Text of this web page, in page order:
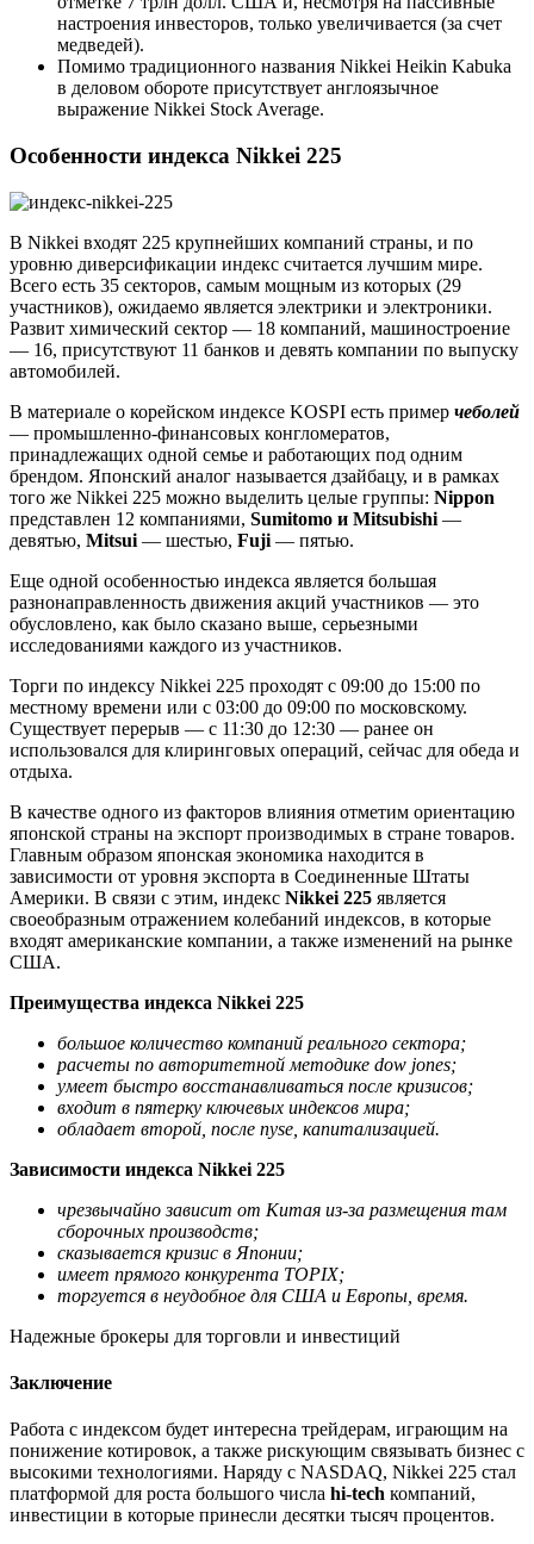
настроения инвесторов, только увеличивается (за счет
медведей).
Помимо традиционного названия Nikkei Heikin Kabuka
в деловом обороте присутствует англоязычное
выражение Nikkei Stock Average.
Особенности индекса Nikkei 225
В Nikkei входят 225 крупнейших компаний страны, и по
уровню диверсификации индекс считается лучшим мире.
Всего есть 35 секторов, самым мощным из которых (29
участников), ожидаемо является электрики и электроники.
Развит химический сектор — 18 компаний, машиностроение
— 16, присутствуют 11 банков и девять компании по выпуску
автомобилей.
В материале о корейском индексе KOSPI есть пример чеболей
— промышленно-финансовых конгломератов,
принадлежащих одной семье и работающих под одним
брендом. Японский аналог называется дзайбацу, и в рамках
того же Nikkei 225 можно выделить целые группы: Nippon
представлен 12 компаниями, Sumitomo и Mitsubishi —
девятью, Mitsui — шестью, Fuji — пятью.
Еще одной особенностью индекса является большая
разнонаправленность движения акций участников — это
обусловлено, как было сказано выше, серьезными
исследованиями каждого из участников.
Торги по индексу Nikkei 225 проходят с 09:00 до 15:00 по
местному времени или с 03:00 до 09:00 по московскому.
Существует перерыв — с 11:30 до 12:30 — ранее он
использовался для клиринговых операций, сейчас для обеда и
отдыха.
В качестве одного из факторов влияния отметим ориентацию
японской страны на экспорт производимых в стране товаров.
Главным образом японская экономика находится в
зависимости от уровня экспорта в Соединенные Штаты
Америки. В связи с этим, индекс Nikkei 225 является
своеобразным отражением колебаний индексов, в которые
входят американские компании, а также изменений на рынке
США.
Преимущества индекса Nikkei 225
большое количество компаний реального сектора;
расчеты по авторитетной методике dow jones;
умеет быстро восстанавливаться после кризисов;
входит в пятерку ключевых индексов мира;
обладает второй, после nyse, капитализацией.
Зависимости индекса Nikkei 225
чрезвычайно зависит от Китая из-за размещения там
сборочных производств;
сказывается кризис в Японии;
имеет прямого конкурента TOPIX;
торгуется в неудобное для США и Европы, время.
Надежные брокеры для торговли и инвестиций
Заключение
Работа с индексом будет интересна трейдерам, играющим на
понижение котировок, а также рискующим связывать бизнес с
высокими технологиями. Наряду с NASDAQ, Nikkei 225 стал
платформой для роста большого числа hi-tech компаний,
инвестиции в которые принесли десятки тысяч процентов.